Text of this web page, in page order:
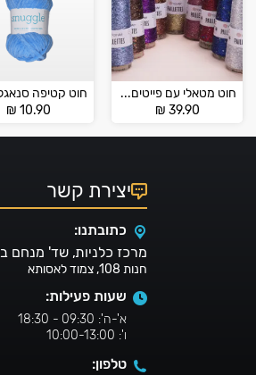
חוט מטאלי עם פייטים – PAILLETTES
₪ 39.90
₪ 10.90
יצירת קשר
כתובתנו:
מרכז כלניות, שד' מנחם
חנות 108, צמוד לאסותא
שעות פעילות:
א'-ה': 09:30 - 18:30
ו': 10:00-13:00
טלפון: